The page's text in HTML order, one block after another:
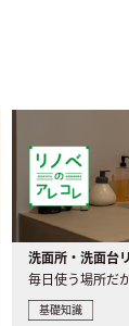
基礎知識